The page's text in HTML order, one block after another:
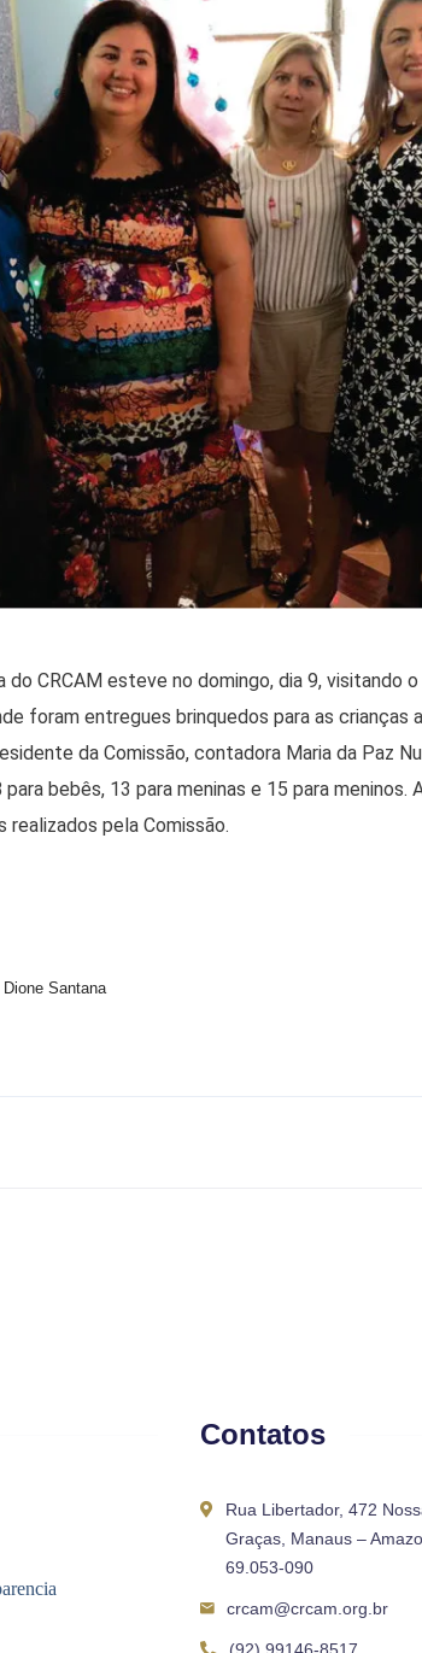
do CRCAM esteve no domingo, dia 9, visitando
foram entregues brinquedos para as crianças
da Comissão, contadora Maria da Paz
bebês, 13 para meninas e 15 para meninos.
pela Comissão.
Santana
Contatos
Rua Libertador, 472
Graças, Manaus –
69.053-090
crcam@crcam.org.br